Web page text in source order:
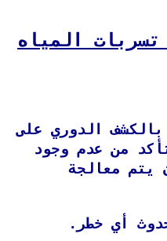
المياه
الدوري على
من عدم وجود
يتم معالجة
أي خطر.